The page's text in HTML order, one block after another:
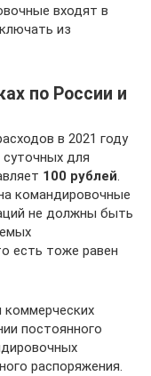
входят в
из
по России и
в 2021 году
суточных для
100 рублей.
командировочные
не должны быть
есть тоже равен
постоянного
распоряжения.